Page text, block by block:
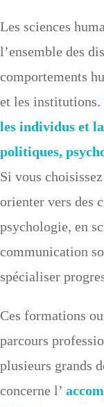
Les sciences
l’ensemble des
comportements
et les institutions.
les individus et
politiques,
Si vous
orienter vers des
psychologie, en
communication
spécialiser
Ces formations
parcours
plusieurs grands
concerne l’